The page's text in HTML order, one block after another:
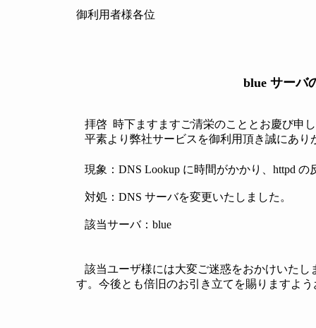
御利用者様各位
blue サーバ
拝啓 時下ますますご清栄のこととお慶び申
平素より弊社サービスを御利用頂き誠にあり
現象：DNS Lookup に時間がかかり、httpd の
対処：DNS サーバを変更いたしました。
該当サーバ：blue
該当ユーザ様には大変ご迷惑をおかけいたし
す。今後とも倍旧のお引き立てを賜りますよ